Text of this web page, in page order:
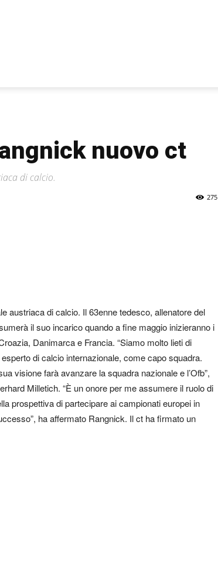
nuovo ct
di calcio.
275
austriaca di calcio. Il 63enne tedesco, allenatore del
il suo incarico quando a fine maggio inizieranno i
Danimarca e Francia. “Siamo molto lieti di
di calcio internazionale, come capo squadra.
visione farà avanzare la squadra nazionale e l’Ofb”,
Milletich. “È un onore per me assumere il ruolo di
prospettiva di partecipare ai campionati europei in
ha affermato Rangnick. Il ct ha firmato un